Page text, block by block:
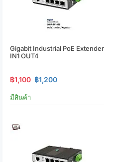
Gigabit Industrial PoE Extender
IN1 OUT4
฿1,100 ฿1,200
มีสินค้า